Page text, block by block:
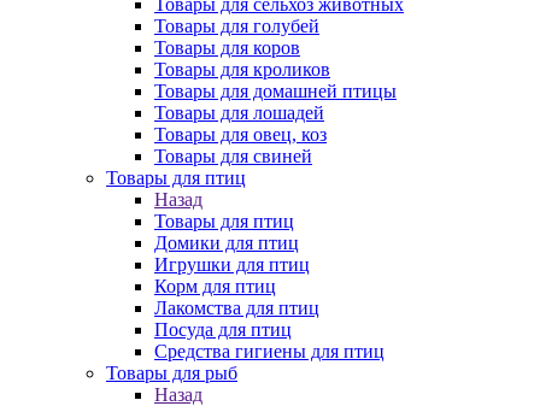
Товары для сельхоз животных
Товары для голубей
Товары для коров
Товары для кроликов
Товары для домашней птицы
Товары для лошадей
Товары для овец, коз
Товары для свиней
Товары для птиц
Назад
Товары для птиц
Домики для птиц
Игрушки для птиц
Корм для птиц
Лакомства для птиц
Посуда для птиц
Средства гигиены для птиц
Товары для рыб
Назад